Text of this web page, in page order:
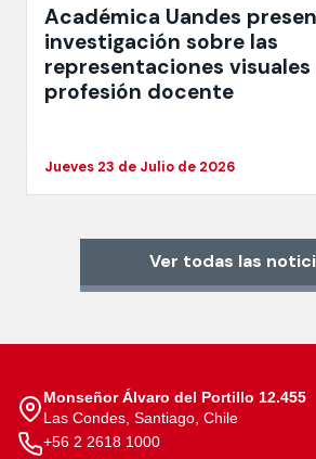
Académica Uandes
investigación sobre las
representaciones visuales
profesión docente
Jueves 23 de Julio de 2026
Ver todas las
Monseñor Álvaro del Portillo 12.455
Las Condes, Santiago, Chile
+56 2 2618 1000